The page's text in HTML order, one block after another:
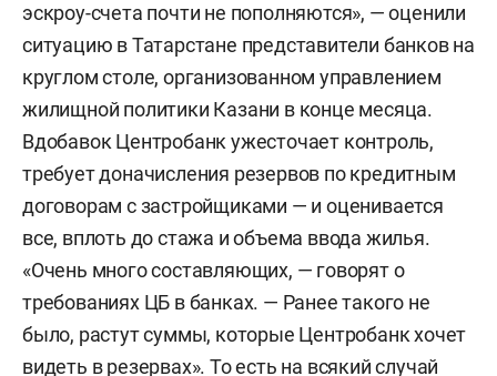
эскроу-счета почти не пополняются», — оценили
ситуацию в Татарстане представители банков на
круглом столе, организованном управлением
жилищной политики Казани в конце месяца.
Вдобавок Центробанк ужесточает контроль,
требует доначисления резервов по кредитным
договорам с застройщиками — и оценивается
все, вплоть до стажа и объема ввода жилья.
«Очень много составляющих, — говорят о
требованиях ЦБ в банках. — Ранее такого не
было, растут суммы, которые Центробанк хочет
видеть в резервах». То есть на всякий случай